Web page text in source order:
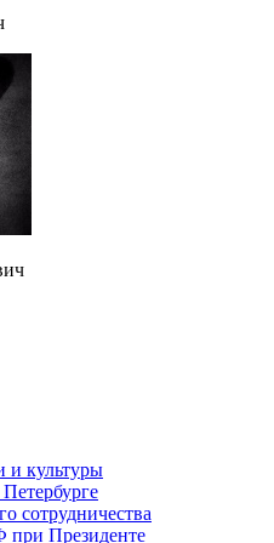
и культуры
сотрудничества
при Президенте